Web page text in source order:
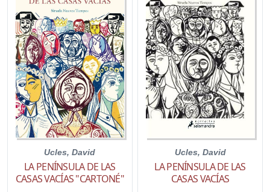
Ucles, David
LA PENÍNSULA DE LAS
CASAS VACÍAS "CARTONÉ"
Ucles, David
LA PENÍNSULA DE LAS
CASAS VACÍAS